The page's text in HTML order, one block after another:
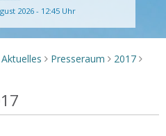
2026 - 12:45 Uhr
Aktuelles > Presseraum > 2017 >